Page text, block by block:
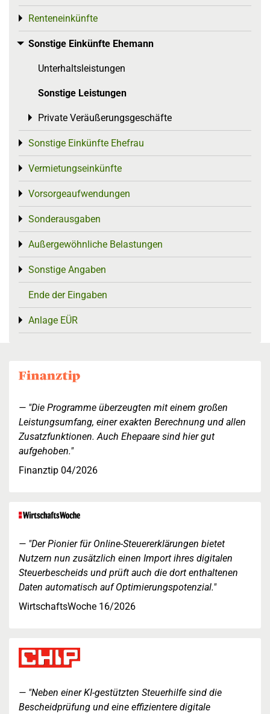
Renteneinkünfte
Toggle menu
Sonstige Einkünfte Ehemann
Toggle menu
Unterhaltsleistungen
Sonstige Leistungen
Private Veräußerungsgeschäfte
Toggle menu
Sonstige Einkünfte Ehefrau
Toggle menu
Vermietungseinkünfte
Toggle menu
Vorsorgeaufwendungen
Toggle menu
Sonderausgaben
Toggle menu
Außergewöhnliche Belastungen
Toggle menu
Sonstige Angaben
Toggle menu
Ende der Eingaben
Anlage EÜR
Toggle menu
"Die Programme überzeugten mit einem großen
Leistungsumfang, einer exakten Berechnung und allen
Zusatzfunktionen. Auch Ehepaare sind hier gut
aufgehoben."
Finanztip 04/2026
"Der Pionier für Online-Steuererklärungen bietet
Nutzern nun zusätzlich einen Import ihres digitalen
Steuerbescheids und prüft auch die dort enthaltenen
Daten automatisch auf Optimierungspotenzial."
WirtschaftsWoche 16/2026
"Neben einer KI-gestützten Steuerhilfe sind die
Bescheidprüfung und eine effizientere digitale